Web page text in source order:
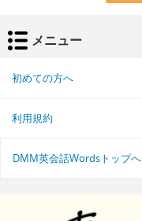
メニュー
初めての方へ
利用規約
DMM英会話Wordsトップへ